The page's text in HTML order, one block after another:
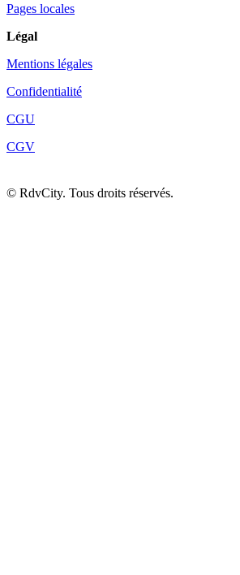
Pages locales
Légal
Mentions légales
Confidentialité
CGU
CGV
© RdvCity. Tous droits réservés.